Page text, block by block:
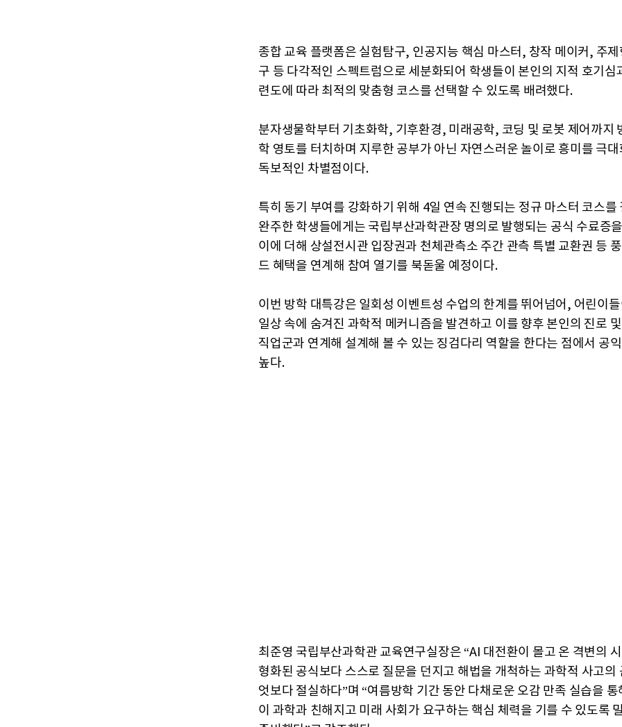
종합 교육 플랫폼은 실험탐구, 인공지능 핵심 마스터, 창작 메이커, 주제
구 등 다각적인 스펙트럼으로 세분화되어 학생들이 본인의 지적 호기심
련도에 따라 최적의 맞춤형 코스를 선택할 수 있도록 배려했다.
분자생물학부터 기초화학, 기후환경, 미래공학, 코딩 및 로봇 제어까지
학 영토를 터치하며 지루한 공부가 아닌 자연스러운 놀이로 흥미를 극대
독보적인 차별점이다.
특히 동기 부여를 강화하기 위해 4일 연속 진행되는 정규 마스터 코스를
완주한 학생들에게는 국립부산과학관장 명의로 발행되는 공식 수료증
이에 더해 상설전시관 입장권과 천체관측소 주간 관측 특별 교환권 등
드 혜택을 연계해 참여 열기를 북돋울 예정이다.
이번 방학 대특강은 일회성 이벤트성 수업의 한계를 뛰어넘어, 어린이
일상 속에 숨겨진 과학적 메커니즘을 발견하고 이를 향후 본인의 진로
직업군과 연계해 설계해 볼 수 있는 징검다리 역할을 한다는 점에서 공
높다.
최준영 국립부산과학관 교육연구실장은 “AI 대전환이 몰고 온 격변의
형화된 공식보다 스스로 질문을 던지고 해법을 개척하는 과학적 사고의
엇보다 절실하다”며 “여름방학 기간 동안 다채로운 오감 만족 실습을 통
이 과학과 친해지고 미래 사회가 요구하는 핵심 체력을 기를 수 있도록